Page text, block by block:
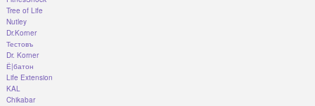
Tree of Life
Nutley
Dr.Korner
Тестовъ
Dr. Korner
Ё|батон
Life Extension
KAL
Chikabar